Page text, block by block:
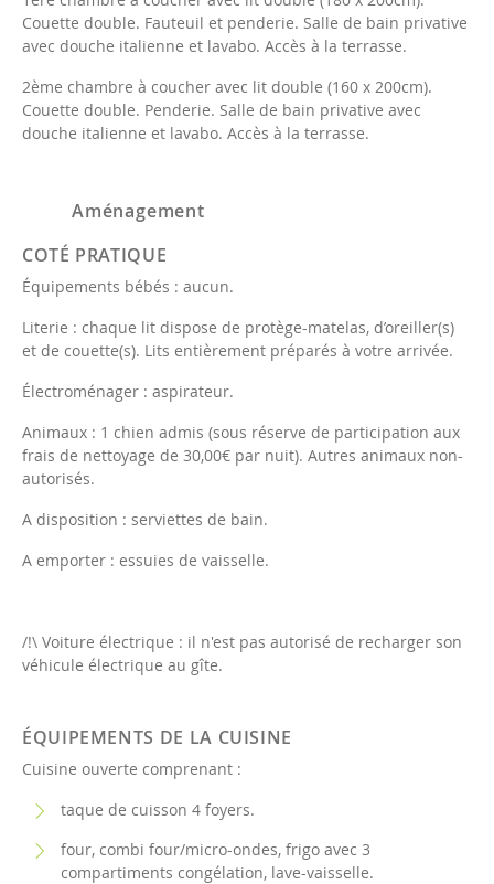
Couette double. Fauteuil et penderie. Salle de bain privative
avec douche italienne et lavabo. Accès à la terrasse.
2ème chambre à coucher avec lit double (160 x 200cm).
Couette double. Penderie. Salle de bain privative avec
douche italienne et lavabo. Accès à la terrasse.
Aménagement
COTÉ PRATIQUE
Équipements bébés : aucun.
Literie : chaque lit dispose de protège-matelas, d’oreiller(s)
et de couette(s). Lits entièrement préparés à votre arrivée.
Électroménager : aspirateur.
Animaux : 1 chien admis (sous réserve de participation aux
frais de nettoyage de 30,00€ par nuit). Autres animaux non-
autorisés.
A disposition : serviettes de bain.
A emporter : essuies de vaisselle.
/!\ Voiture électrique : il n'est pas autorisé de recharger son
véhicule électrique au gîte.
ÉQUIPEMENTS DE LA CUISINE
Cuisine ouverte comprenant :
taque de cuisson 4 foyers.
four, combi four/micro-ondes, frigo avec 3
compartiments congélation, lave-vaisselle.